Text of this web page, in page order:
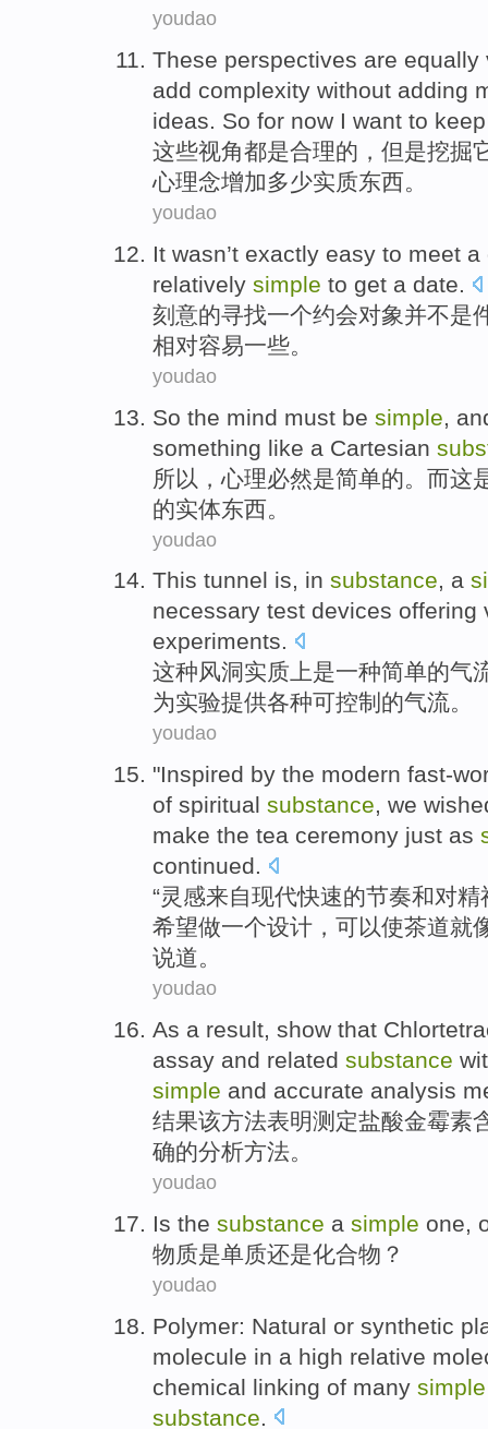
youdao
These perspectives are equally
add complexity without adding
ideas. So for now I want to
这些视角都是合理的， 但是挖掘
心理念增加多少实质东西。
youdao
It wasn’t exactly easy to meet
relatively simple to get a date.
刻意的寻找一个约会对象并不是
相对容易一些。
youdao
So the mind must be simple
something like a Cartesian
所以 ，心理必然是简单的。 而这
的实体东西。
youdao
This tunnel is, in substance, a
necessary test devices offering
experiments.
这种风洞实质上是一种简单的气
为实验提供各种可控制 的气流。
youdao
"Inspired by the modern fast-
of spiritual substance, we
make the tea ceremony just as
continued.
“灵感来自现代快速的节奏和对精
希望做一个设计 ， 可以使茶道就
说道。
youdao
As a result, show that
assay and related substance
simple and accurate analysis
结果该方法表明测定盐酸金霉素
确的分析方法。
youdao
Is the substance a simple one,
物质是单质还是化合物 ？
youdao
Polymer: Natural or synthetic
molecule in a high relative
chemical linking of many simple
substance